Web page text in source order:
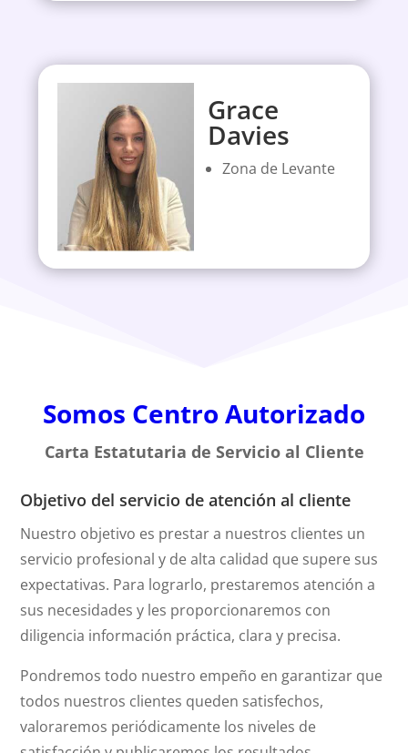
Grace
Davies
Zona de Levante
Somos Centro Autorizado
Carta Estatutaria de Servicio al Cliente
Objetivo del servicio de atención al cliente
Nuestro objetivo es prestar a nuestros clientes un
servicio profesional y de alta calidad que supere sus
expectativas. Para lograrlo, prestaremos atención a
sus necesidades y les proporcionaremos con
diligencia información práctica, clara y precisa.
Pondremos todo nuestro empeño en garantizar que
todos nuestros clientes queden satisfechos,
valoraremos periódicamente los niveles de